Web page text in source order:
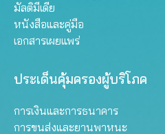
มัลติมีเดีย
หนังสือและคู่มือ
เอกสารเผยแพร่
ประเด็นคุ้มครองผู้บริโภค
การเงินและการธนาคาร
การขนส่งและยานพาหนะ